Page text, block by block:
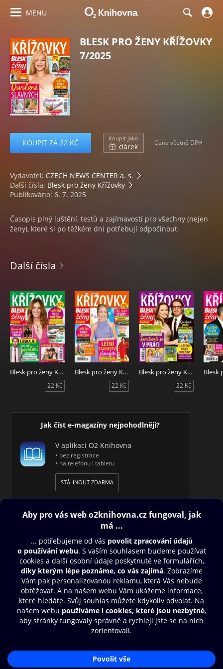
MENU
BLESK PRO ŽENY KŘÍŽOVKY
7/2025
KOUPIT ZA 22 KČ Koupit jako
dárek Cena včetně DPH
Vydavatel: CZECH NEWS CENTER a. s.
Další čísla: Blesk pro ženy Křížovky
Publikováno: 6. 7. 2025
Časopis plný luštění, testů a zajímavostí pro všechny (nejen
ženy), které si po těžkém dni potřebují odpočinout.
Další čísla
Blesk pro ženy Křížovky 8/2026
22 Kč
Blesk pro ženy Křížovky 7/2026
22 Kč
Blesk pro ženy Křížovky 6/2026
22 Kč
Jak číst e-magazíny nejpohodlněji?
V aplikaci O2 Knihovna
• bez registrace
• na telefonu i tabletu
STÁHNOUT ZDARMA
Obsah ke stažení
Moje O2 Knihovna
Další zábava
© O2 Czech Republic a.s.
Aplikace O2 Knihovna